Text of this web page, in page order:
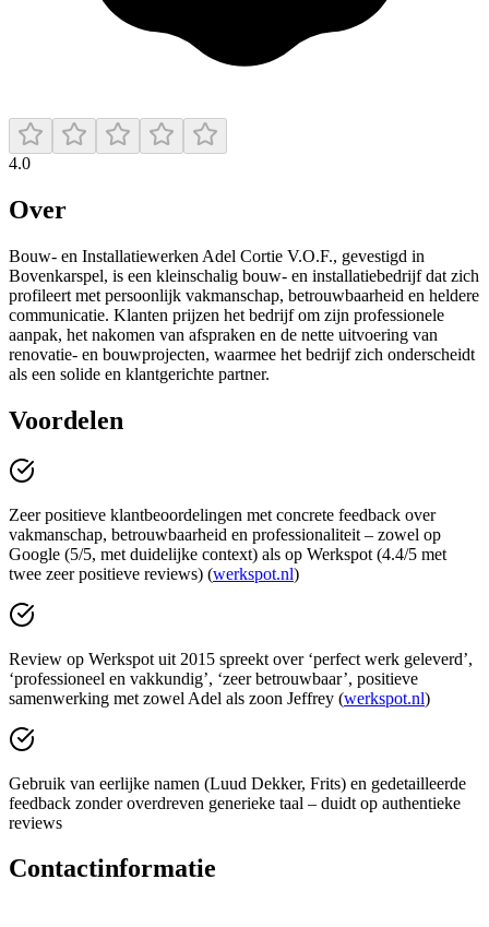
4.0
Over
Bouw‑ en Installatiewerken Adel Cortie V.O.F., gevestigd in
Bovenkarspel, is een kleinschalig bouw- en installatiebedrijf dat zich
profileert met persoonlijk vakmanschap, betrouwbaarheid en heldere
communicatie. Klanten prijzen het bedrijf om zijn professionele
aanpak, het nakomen van afspraken en de nette uitvoering van
renovatie- en bouwprojecten, waarmee het bedrijf zich onderscheidt
als een solide en klantgerichte partner.
Voordelen
Zeer positieve klantbeoordelingen met concrete feedback over
vakmanschap, betrouwbaarheid en professionaliteit – zowel op
Google (5/5, met duidelijke context) als op Werkspot (4.4/5 met
twee zeer positieve reviews) (werkspot.nl)
Review op Werkspot uit 2015 spreekt over ‘perfect werk geleverd’,
‘professioneel en vakkundig’, ‘zeer betrouwbaar’, positieve
samenwerking met zowel Adel als zoon Jeffrey (werkspot.nl)
Gebruik van eerlijke namen (Luud Dekker, Frits) en gedetailleerde
feedback zonder overdreven generieke taal – duidt op authentieke
reviews
Contactinformatie